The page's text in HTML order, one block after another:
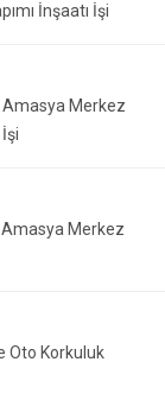
İnşaatı İşi
Amasya Merkez
Amasya Merkez
Oto Korkuluk